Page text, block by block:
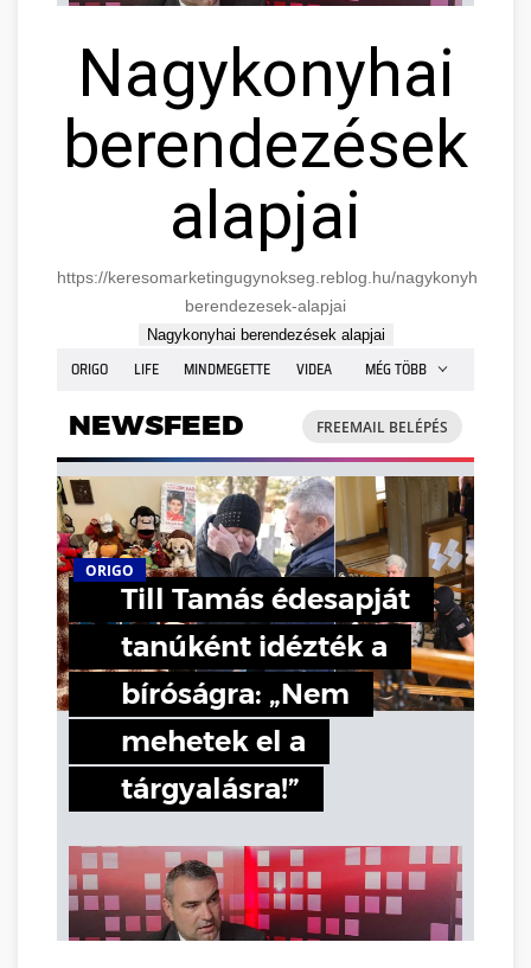
Nagykonyhai
berendezések
alapjai
https://keresomarketingugynokseg.reblog.hu/nagykonyhai-
berendezesek-alapjai
Nagykonyhai berendezések alapjai